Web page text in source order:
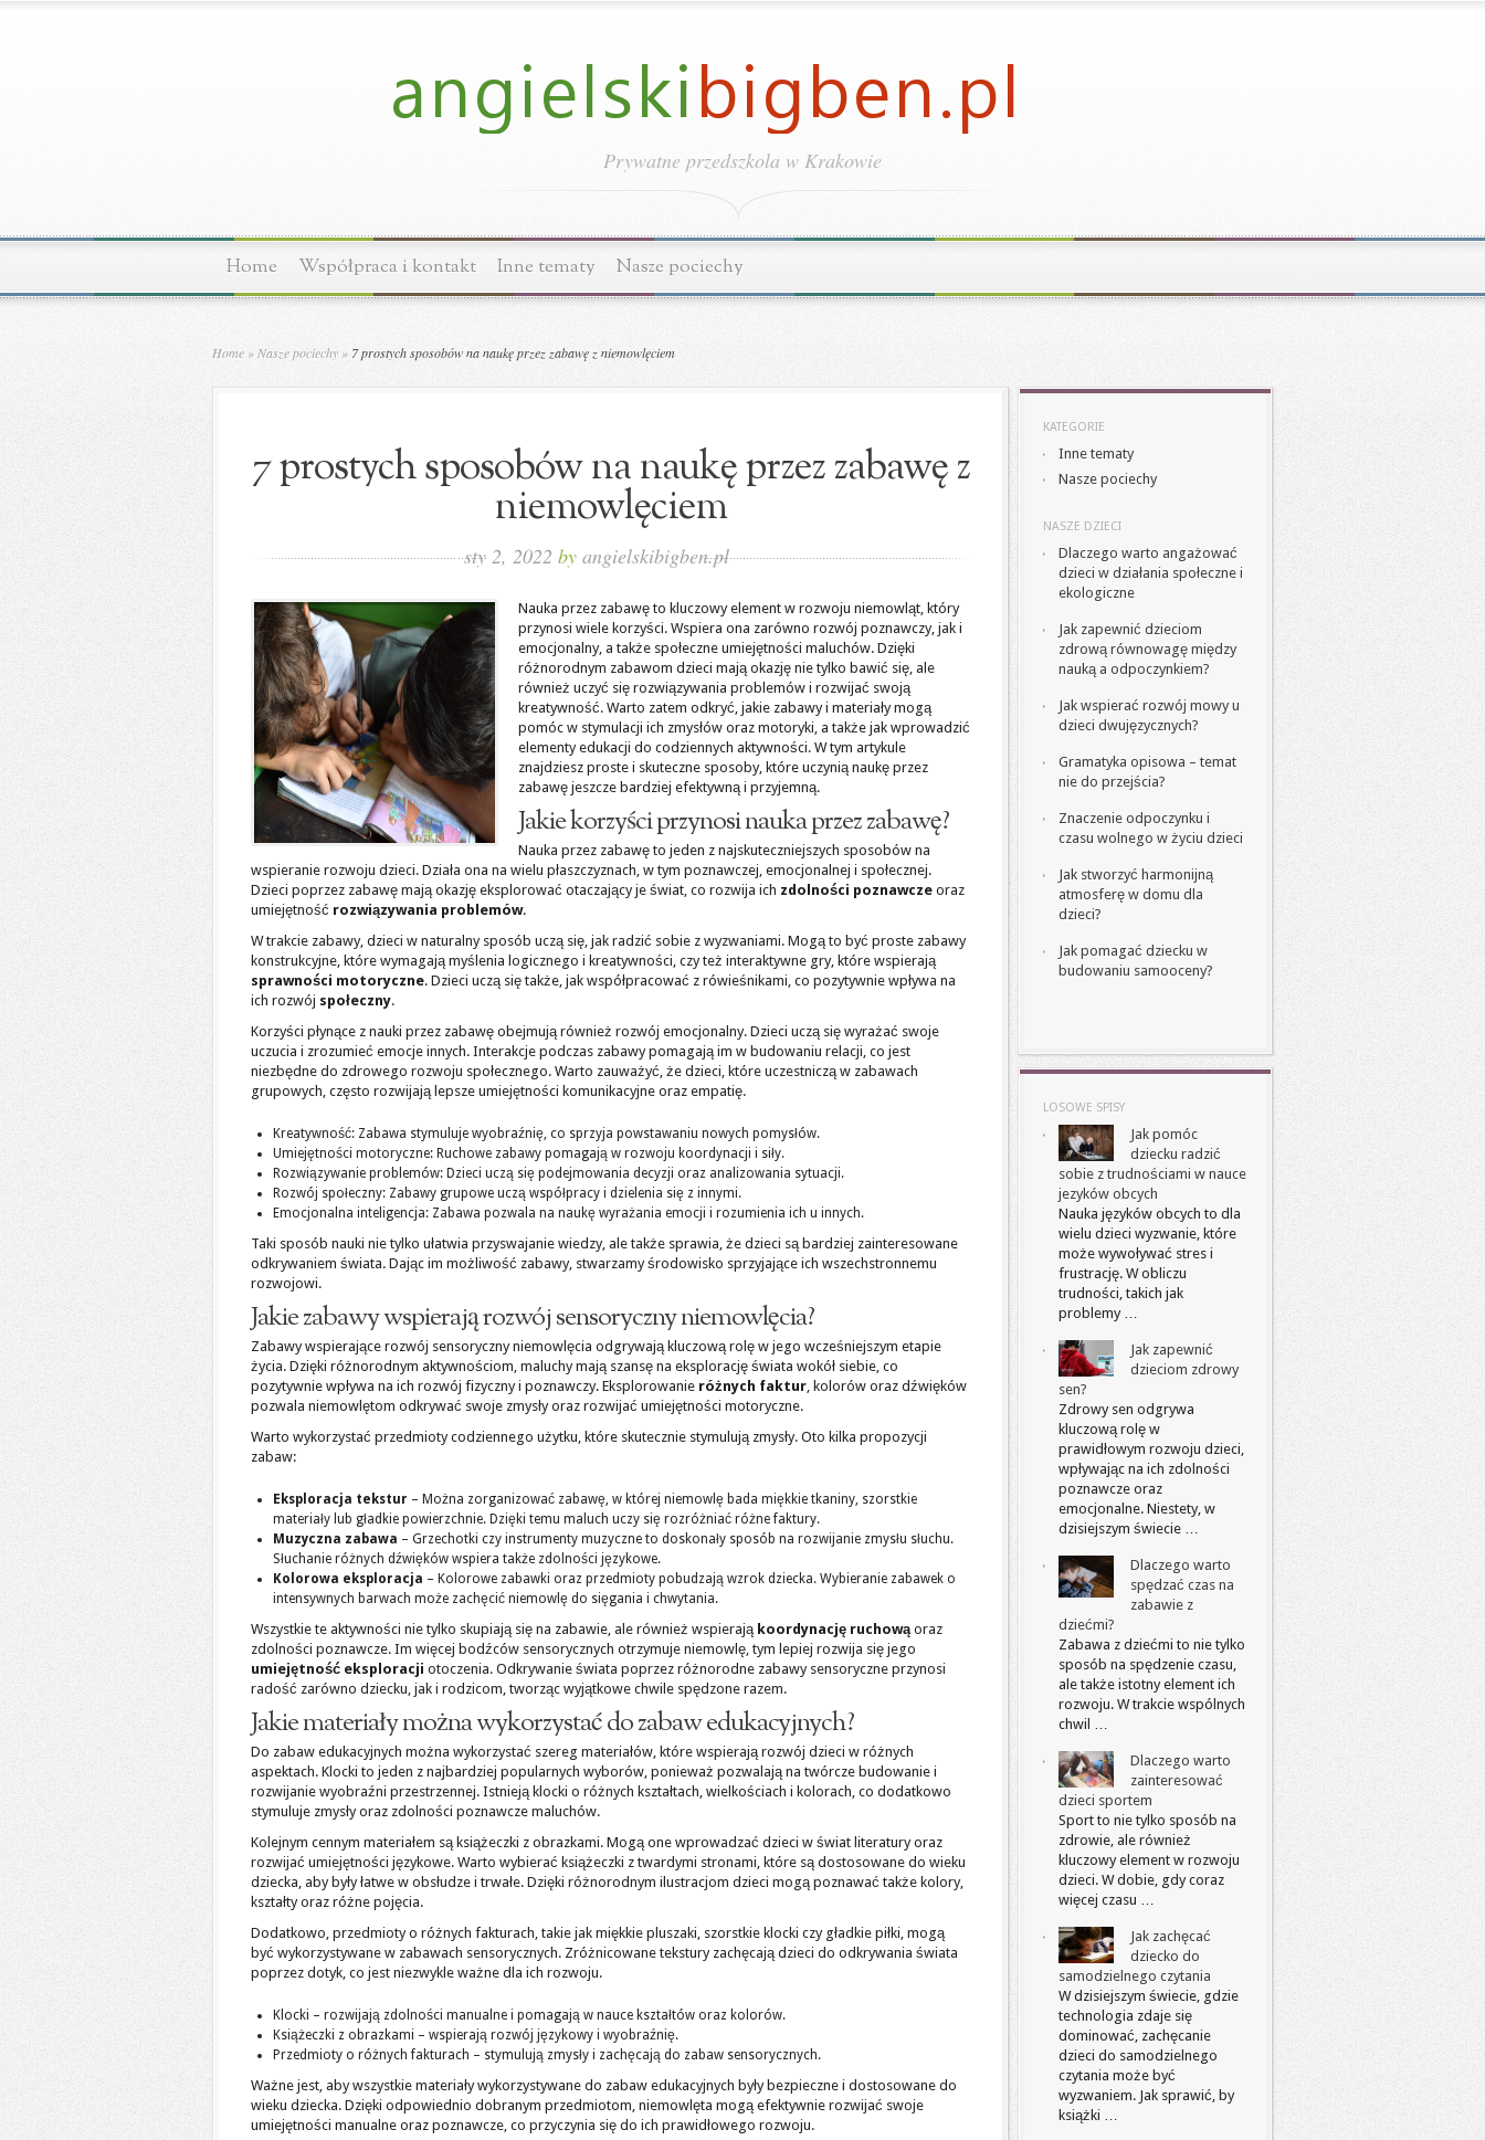
Prywatne przedszkola w Krakowie
Home Współpraca i kontakt Inne tematy Nasze pociechy
Home » Nasze pociechy » 7 prostych sposobów na naukę przez zabawę z niemowlęciem
7 prostych sposobów na naukę przez zabawę z
niemowlęciem
sty 2, 2022 by angielskibigben.pl
Nauka przez zabawę to kluczowy element w rozwoju niemowląt, który
przynosi wiele korzyści. Wspiera ona zarówno rozwój poznawczy, jak i
emocjonalny, a także społeczne umiejętności maluchów. Dzięki
różnorodnym zabawom dzieci mają okazję nie tylko bawić się, ale
również uczyć się rozwiązywania problemów i rozwijać swoją
kreatywność. Warto zatem odkryć, jakie zabawy i materiały mogą
pomóc w stymulacji ich zmysłów oraz motoryki, a także jak wprowadzić
elementy edukacji do codziennych aktywności. W tym artykule
znajdziesz proste i skuteczne sposoby, które uczynią naukę przez
zabawę jeszcze bardziej efektywną i przyjemną.
Jakie korzyści przynosi nauka przez zabawę?
Nauka przez zabawę to jeden z najskuteczniejszych sposobów na
wspieranie rozwoju dzieci. Działa ona na wielu płaszczyznach, w tym poznawczej, emocjonalnej i społecznej.
Dzieci poprzez zabawę mają okazję eksplorować otaczający je świat, co rozwija ich zdolności poznawcze oraz
umiejętność rozwiązywania problemów.
W trakcie zabawy, dzieci w naturalny sposób uczą się, jak radzić sobie z wyzwaniami. Mogą to być proste zabawy
konstrukcyjne, które wymagają myślenia logicznego i kreatywności, czy też interaktywne gry, które wspierają
sprawności motoryczne. Dzieci uczą się także, jak współpracować z rówieśnikami, co pozytywnie wpływa na
ich rozwój społeczny.
Korzyści płynące z nauki przez zabawę obejmują również rozwój emocjonalny. Dzieci uczą się wyrażać swoje
uczucia i zrozumieć emocje innych. Interakcje podczas zabawy pomagają im w budowaniu relacji, co jest
niezbędne do zdrowego rozwoju społecznego. Warto zauważyć, że dzieci, które uczestniczą w zabawach
grupowych, często rozwijają lepsze umiejętności komunikacyjne oraz empatię.
Kreatywność: Zabawa stymuluje wyobraźnię, co sprzyja powstawaniu nowych pomysłów.
Umiejętności motoryczne: Ruchowe zabawy pomagają w rozwoju koordynacji i siły.
Rozwiązywanie problemów: Dzieci uczą się podejmowania decyzji oraz analizowania sytuacji.
Rozwój społeczny: Zabawy grupowe uczą współpracy i dzielenia się z innymi.
Emocjonalna inteligencja: Zabawa pozwala na naukę wyrażania emocji i rozumienia ich u innych.
Taki sposób nauki nie tylko ułatwia przyswajanie wiedzy, ale także sprawia, że dzieci są bardziej zainteresowane
odkrywaniem świata. Dając im możliwość zabawy, stwarzamy środowisko sprzyjające ich wszechstronnemu
rozwojowi.
Jakie zabawy wspierają rozwój sensoryczny niemowlęcia?
Zabawy wspierające rozwój sensoryczny niemowlęcia odgrywają kluczową rolę w jego wcześniejszym etapie
życia. Dzięki różnorodnym aktywnościom, maluchy mają szansę na eksplorację świata wokół siebie, co
pozytywnie wpływa na ich rozwój fizyczny i poznawczy. Eksplorowanie różnych faktur, kolorów oraz dźwięków
pozwala niemowlętom odkrywać swoje zmysły oraz rozwijać umiejętności motoryczne.
Warto wykorzystać przedmioty codziennego użytku, które skutecznie stymulują zmysły. Oto kilka propozycji
zabaw:
Eksploracja tekstur – Można zorganizować zabawę, w której niemowlę bada miękkie tkaniny, szorstkie
materiały lub gładkie powierzchnie. Dzięki temu maluch uczy się rozróżniać różne faktury.
Muzyczna zabawa – Grzechotki czy instrumenty muzyczne to doskonały sposób na rozwijanie zmysłu słuchu.
Słuchanie różnych dźwięków wspiera także zdolności językowe.
Kolorowa eksploracja – Kolorowe zabawki oraz przedmioty pobudzają wzrok dziecka. Wybieranie zabawek o
intensywnych barwach może zachęcić niemowlę do sięgania i chwytania.
Wszystkie te aktywności nie tylko skupiają się na zabawie, ale również wspierają koordynację ruchowąoraz
zdolności poznawcze. Im więcej bodźców sensorycznych otrzymuje niemowlę, tym lepiej rozwija się jego
umiejętność eksploracji otoczenia. Odkrywanie świata poprzez różnorodne zabawy sensoryczne przynosi
radość zarówno dziecku, jak i rodzicom, tworząc wyjątkowe chwile spędzone razem.
Jakie materiały można wykorzystać do zabaw edukacyjnych?
Do zabaw edukacyjnych można wykorzystać szereg materiałów, które wspierają rozwój dzieci w różnych
aspektach. Klocki to jeden z najbardziej popularnych wyborów, ponieważ pozwalają na twórcze budowanie i
rozwijanie wyobraźni przestrzennej. Istnieją klocki o różnych kształtach, wielkościach i kolorach, co dodatkowo
stymuluje zmysły oraz zdolności poznawcze maluchów.
Kolejnym cennym materiałem są książeczki z obrazkami. Mogą one wprowadzać dzieci w świat literatury oraz
rozwijać umiejętności językowe. Warto wybierać książeczki z twardymi stronami, które są dostosowane do wieku
dziecka, aby były łatwe w obsłudze i trwałe. Dzięki różnorodnym ilustracjom dzieci mogą poznawać także kolory,
kształty oraz różne pojęcia.
Dodatkowo, przedmioty o różnych fakturach, takie jak miękkie pluszaki, szorstkie klocki czy gładkie piłki, mogą
być wykorzystywane w zabawach sensorycznych. Zróżnicowane tekstury zachęcają dzieci do odkrywania świata
poprzez dotyk, co jest niezwykle ważne dla ich rozwoju.
Klocki – rozwijają zdolności manualne i pomagają w nauce kształtów oraz kolorów.
Książeczki z obrazkami – wspierają rozwój językowy i wyobraźnię.
Przedmioty o różnych fakturach – stymulują zmysły i zachęcają do zabaw sensorycznych.
Ważne jest, aby wszystkie materiały wykorzystywane do zabaw edukacyjnych były bezpieczne i dostosowane do
wieku dziecka. Dzięki odpowiednio dobranym przedmiotom, niemowlęta mogą efektywnie rozwijać swoje
umiejętności manualne oraz poznawcze, co przyczynia się do ich prawidłowego rozwoju.
KATEGORIE
Inne tematy
Nasze pociechy
NASZE DZIECI
Dlaczego warto angażować
dzieci w działania społeczne i
ekologiczne
Jak zapewnić dzieciom
zdrową równowagę między
nauką a odpoczynkiem?
Jak wspierać rozwój mowy u
dzieci dwujęzycznych?
Gramatyka opisowa – temat
nie do przejścia?
Znaczenie odpoczynku i
czasu wolnego w życiu dzieci
Jak stworzyć harmonijną
atmosferę w domu dla
dzieci?
Jak pomagać dziecku w
budowaniu samooceny?
LOSOWE SPISY
Jak pomóc
dziecku radzić
sobie z trudnościami w nauce
jezyków obcych
Nauka języków obcych to dla
wielu dzieci wyzwanie, które
może wywoływać stres i
frustrację. W obliczu
trudności, takich jak
problemy …
Jak zapewnić
dzieciom zdrowy
sen?
Zdrowy sen odgrywa
kluczową rolę w
prawidłowym rozwoju dzieci,
wpływając na ich zdolności
poznawcze oraz
emocjonalne. Niestety, w
dzisiejszym świecie …
Dlaczego warto
spędzać czas na
zabawie z
dziećmi?
Zabawa z dziećmi to nie tylko
sposób na spędzenie czasu,
ale także istotny element ich
rozwoju. W trakcie wspólnych
chwil …
Dlaczego warto
zainteresować
dzieci sportem
Sport to nie tylko sposób na
zdrowie, ale również
kluczowy element w rozwoju
dzieci. W dobie, gdy coraz
więcej czasu …
Jak zachęcać
dziecko do
samodzielnego czytania
W dzisiejszym świecie, gdzie
technologia zdaje się
dominować, zachęcanie
dzieci do samodzielnego
czytania może być
wyzwaniem. Jak sprawić, by
książki …